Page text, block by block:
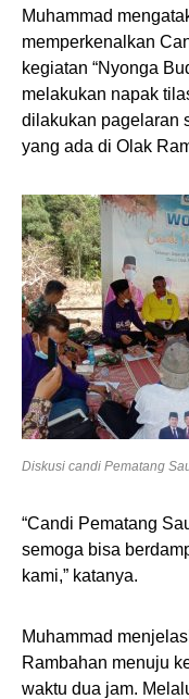
Muhammad
memperkenalkan
kegiatan “Nyonga
melakukan napak
dilakukan pagelaran
yang ada di Olak
Diskusi candi Pematang
“Candi Pematang
semoga bisa
kami,” katanya.
Muhammad
Rambahan menuju
waktu dua jam.